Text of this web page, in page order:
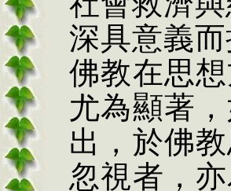
深具意義
佛教在思
尤為顯著
出，於佛
忽視者，